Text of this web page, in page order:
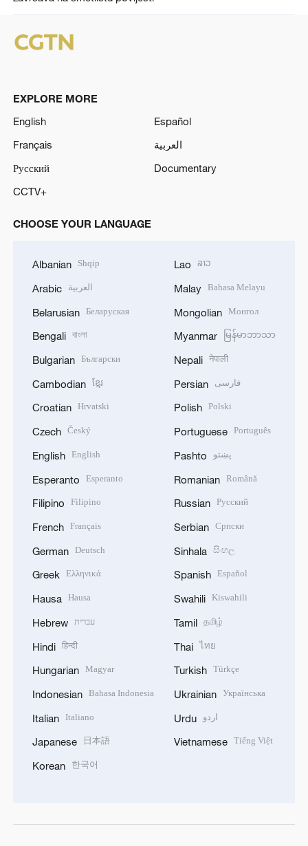
EXPLORE MORE
English
Español
Français
العربية
Русский
Documentary
CCTV+
CHOOSE YOUR LANGUAGE
Albanian Shqip
Arabic العربية
Belarusian Беларуская
Bengali বাংলা
Bulgarian Български
Cambodian ខ្មែរ
Croatian Hrvatski
Czech Český
English English
Esperanto Esperanto
Filipino Filipino
French Français
German Deutsch
Greek Ελληνικά
Hausa Hausa
Hebrew עברית
Hindi हिन्दी
Hungarian Magyar
Indonesian Bahasa Indonesia
Italian Italiano
Japanese 日本語
Korean 한국어
Lao ລາວ
Malay Bahasa Melayu
Mongolian Монгол
Myanmar မြန်မာဘာသာ
Nepali नेपाली
Persian فارسی
Polish Polski
Portuguese Português
Pashto پښتو
Romanian Română
Russian Русский
Serbian Српски
Sinhala සිංහල
Spanish Español
Swahili Kiswahili
Tamil தமிழ்
Thai ไทย
Turkish Türkçe
Ukrainian Українська
Urdu اردو
Vietnamese Tiếng Việt